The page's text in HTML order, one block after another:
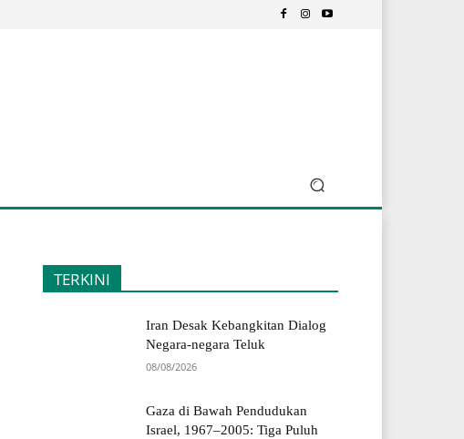
TERKINI
Iran Desak Kebangkitan Dialog
Negara-negara Teluk
08/08/2026
Gaza di Bawah Pendudukan
Israel, 1967–2005: Tiga Puluh